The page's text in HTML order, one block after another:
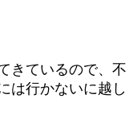
きているので、不
は行かないに越し